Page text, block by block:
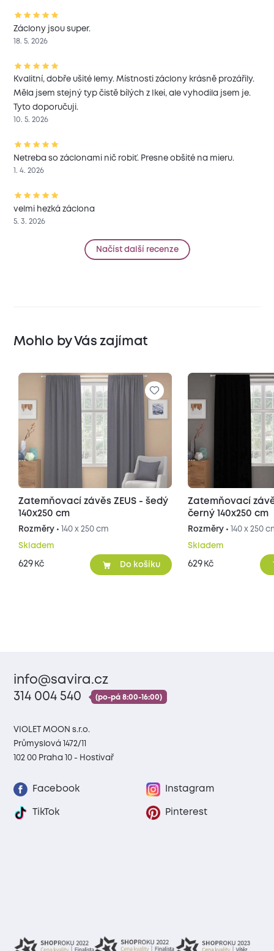
Záclony jsou super.
18. 5. 2026
Kvalitní, dobře ušité lemy. Místnosti záclony krásně prozářily.
Měla jsem stejný typ čistě bílých z Ikei, ale vyhodila jsem je.
Tyto doporučuji.
10. 5. 2026
Netreba so záclonami nič robiť. Presne obšité na mieru.
1. 4. 2026
velmi hezká záclona
5. 3. 2026
Načíst další recenze
Mohlo by Vás zajímat
Zatemňovací závěs ZEUS - šedý
140x250 cm
Rozměry • 140 x 250 cm
Skladem
629 Kč Do košíku
Zatemňovací
černý 140x250 cm
Rozměry • 140 x 250
Skladem
629 Kč
info@savira.cz
314 004 540
(po-pá 8:00-16:00)
VIOLET MOON s.r.o.
Průmyslová 1472/11
102 00 Praha 10 - Hostivař
Facebook Instagram
TikTok Pinterest